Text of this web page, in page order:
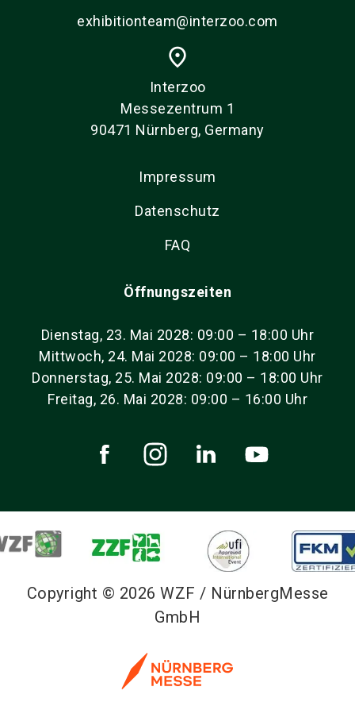
exhibitionteam@interzoo.com
place
Interzoo
Messezentrum 1
90471 Nürnberg, Germany
Impressum
Datenschutz
FAQ
Öffnungszeiten
Dienstag, 23. Mai 2028: 09:00 – 18:00 Uhr
Mittwoch, 24. Mai 2028: 09:00 – 18:00 Uhr
Donnerstag, 25. Mai 2028: 09:00 – 18:00 Uhr
Freitag, 26. Mai 2028: 09:00 – 16:00 Uhr
Copyright © 2026 WZF / NürnbergMesse
GmbH